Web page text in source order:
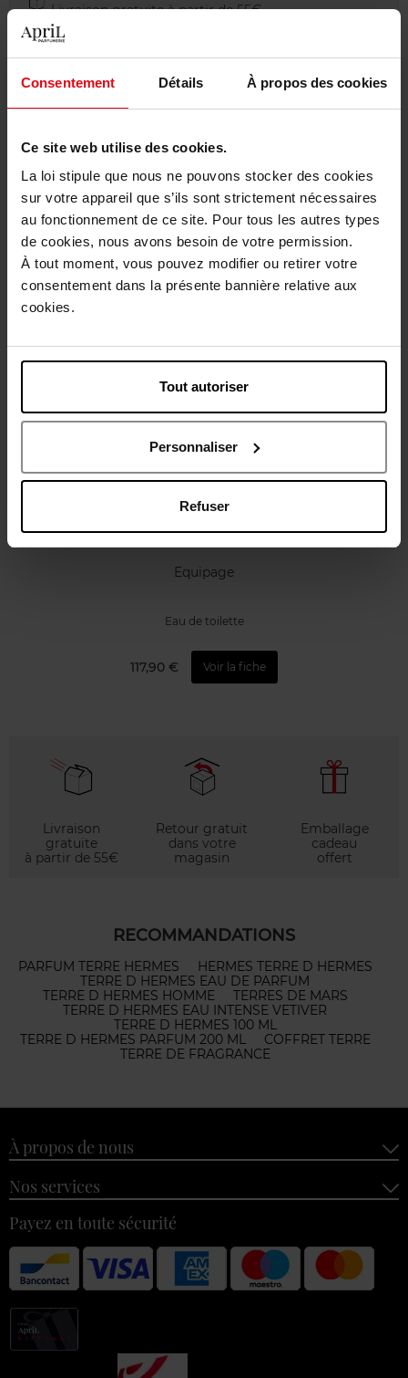
Consentement Détails À propos des cookies
Ce site web utilise des cookies.
La loi stipule que nous ne pouvons stocker des cookies
sur votre appareil que s’ils sont strictement nécessaires
au fonctionnement de ce site. Pour tous les autres types
de cookies, nous avons besoin de votre permission.
À tout moment, vous pouvez modifier ou retirer votre
consentement dans la présente bannière relative aux
cookies.
Tout autoriser
Personnaliser
Refuser
Livraison gratuite à partir de 55€
Retour gratuit dans votre magasin
Emballage cadeau offert
Description
Caractéristiques
Avis client
Vous aimerez peut-être
HERMES
Equipage
Eau de toilette
117,90 € Voir la fiche
Livraison
gratuite
à partir de 55€
Retour gratuit
dans votre
magasin
Emballage
cadeau
offert
RECOMMANDATIONS
PARFUM TERRE HERMES
HERMES TERRE D HERMES
TERRE D HERMES EAU DE PARFUM
TERRE D HERMES HOMME
TERRES DE MARS
TERRE D HERMES EAU INTENSE VETIVER
TERRE D HERMES 100 ML
TERRE D HERMES PARFUM 200 ML
COFFRET TERRE
TERRE DE FRAGRANCE
À propos de nous
Nos services
Payez en toute sécurité